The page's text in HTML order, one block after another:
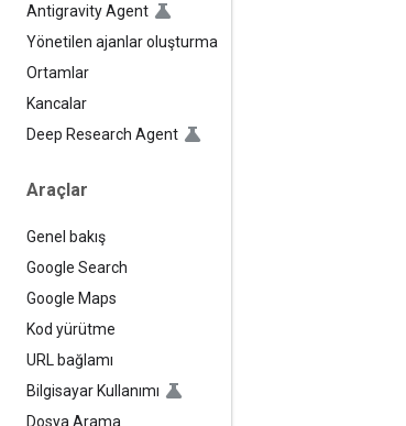
Antigravity Agent
Yönetilen ajanlar oluşturma
Ortamlar
Kancalar
Deep Research Agent
Araçlar
Genel bakış
Google Search
Google Maps
Kod yürütme
URL bağlamı
Bilgisayar Kullanımı
Dosya Arama